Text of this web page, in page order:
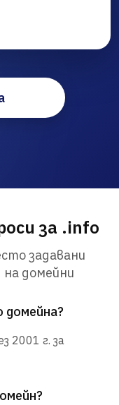
за .info
задавани
на домейни
домейна?
2001 г. за